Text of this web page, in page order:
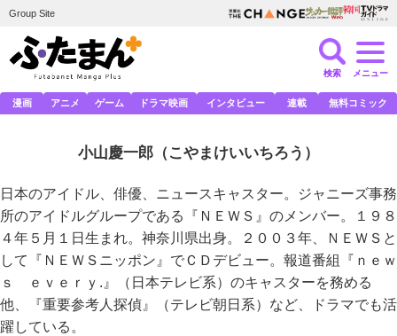
Group Site
検索 メニュー
漫画 アニメ ゲーム ドラマ映画 インタビュー 連載 無料コミック
小山慶一郎 （こやまけいいちろう）
日本のアイドル、俳優、ニュースキャスター。ジャニーズ事務
所のアイドルグループである『ＮＥＷＳ』のメンバー。１９８
４年５月１日生まれ。神奈川県出身。２００３年、ＮＥＷＳと
して『ＮＥＷＳニッポン』でＣＤデビュー。報道番組『ｎｅｗ
ｓ ｅｖｅｒｙ.』（日本テレビ系）のキャスターを務める
他、『重要参考人探偵』（テレビ朝日系）など、ドラマでも活
躍している。